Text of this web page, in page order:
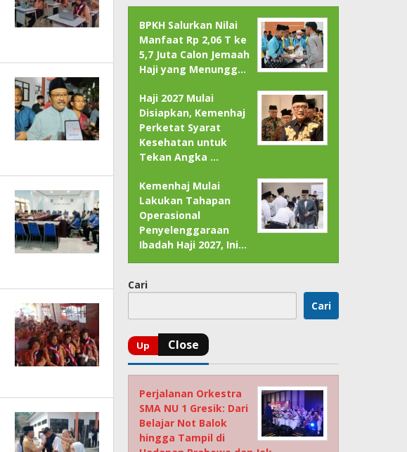
BPKH Salurkan Nilai
Manfaat Rp 2,06 T ke
5,7 Juta Calon Jemaah
Haji yang Menungg…
Haji 2027 Mulai
Disiapkan, Kemenhaj
Perketat Syarat
Kesehatan untuk
Tekan Angka …
Kemenhaj Mulai
Lakukan Tahapan
Operasional
Penyelenggaraan
Ibadah Haji 2027, Ini…
Cari
Cari
Perjalanan Orkestra
SMA NU 1 Gresik: Dari
Belajar Not Balok
hingga Tampil di